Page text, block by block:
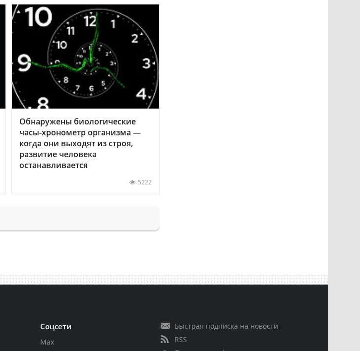
Обнаружены биологические
часы-хронометр организма —
когда они выходят из строя,
развитие человека
останавливается
5222
Соцсети
Max
Быстрая подписка на новости
RSS